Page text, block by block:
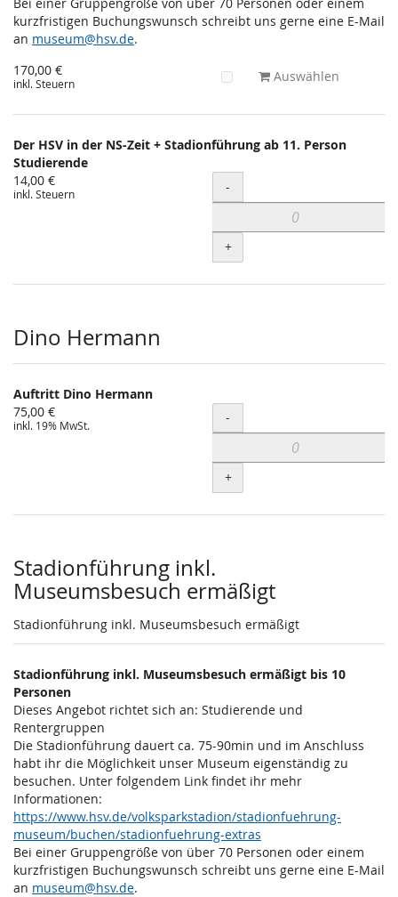
kurzfristigen Buchungswunsch schreibt uns gerne eine E-Mail
an museum@hsv.de.
170,00 €
inkl. Steuern Auswählen
Der HSV in der NS-Zeit + Stadionführung ab 11. Person
Studierende
14,00 €
inkl. Steuern Menge
-
+
Dino Hermann
Auftritt Dino Hermann
75,00 €
inkl. 19% MwSt. Menge
-
+
Stadionführung inkl.
Museumsbesuch ermäßigt
Stadionführung inkl. Museumsbesuch ermäßigt
Stadionführung inkl. Museumsbesuch ermäßigt bis 10
Personen
Dieses Angebot richtet sich an: Studierende und
Rentergruppen
Die Stadionführung dauert ca. 75-90min und im Anschluss
habt ihr die Möglichkeit unser Museum eigenständig zu
besuchen. Unter folgendem Link findet ihr mehr
Informationen:
https://www.hsv.de/volksparkstadion/stadionfuehrung-
museum/buchen/stadionfuehrung-extras
Bei einer Gruppengröße von über 70 Personen oder einem
kurzfristigen Buchungswunsch schreibt uns gerne eine E-Mail
an museum@hsv.de.